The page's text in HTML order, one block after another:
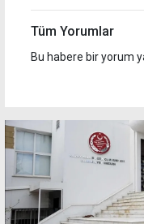
Tüm Yorumlar
Bu habere bir yorum